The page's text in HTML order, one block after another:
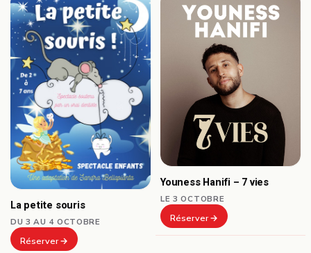
La petite souris
DU 3 AU 4 OCTOBRE
Réserver
Youness Hanifi – 7 vies
LE 3 OCTOBRE
Réserver